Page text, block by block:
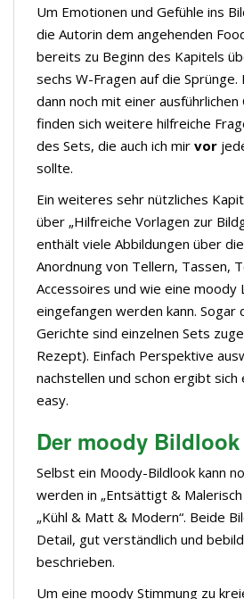
Um Emotionen und Gefühle ins
die Autorin dem angehenden
bereits zu Beginn des Kapitels
sechs W-Fragen auf die
dann noch mit einer ausführlichen
finden sich weitere hilfreiche
des Sets, die auch ich mir vor
sollte.
Ein weiteres sehr nützliches
über „Hilfreiche Vorlagen zur
enthält viele Abbildungen über
Anordnung von Tellern, Tassen,
Accessoires und wie eine moody
eingefangen werden kann. Sogar
Gerichte sind einzelnen Sets
Rezept). Einfach Perspektive
nachstellen und schon ergibt sich
easy.
Der moody Bildlook
Selbst ein Moody-Bildlook kann
werden in „Entsättigt &
„Kühl & Matt & Modern“. Beide
Detail, gut verständlich und
beschrieben.
Um eine moody Stimmung zu